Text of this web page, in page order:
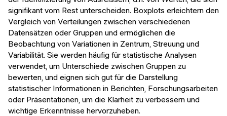
signifikant vom Rest unterscheiden. Boxplots erleichtern den
Vergleich von Verteilungen zwischen verschiedenen
Datensätzen oder Gruppen und ermöglichen die
Beobachtung von Variationen in Zentrum, Streuung und
Variabilität. Sie werden häufig für statistische Analysen
verwendet, um Unterschiede zwischen Gruppen zu
bewerten, und eignen sich gut für die Darstellung
statistischer Informationen in Berichten, Forschungsarbeiten
oder Präsentationen, um die Klarheit zu verbessern und
wichtige Erkenntnisse hervorzuheben.